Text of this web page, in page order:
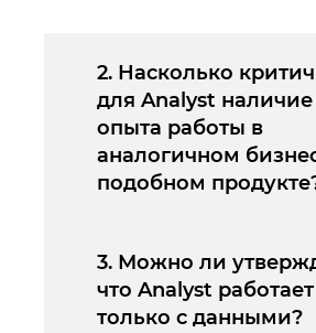
2. Насколько
для Analyst наличие
опыта работы в
аналогичном
подобном
3. Можно ли
что Analyst работает
только с данными?